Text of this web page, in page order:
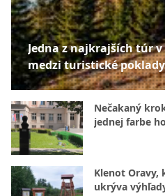
Jedna z najkrajších túr
medzi turistické
Nečakaný
jednej farbe
Klenot Oravy,
ukrýva